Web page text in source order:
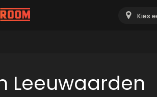
Kies
Leeuwaarden